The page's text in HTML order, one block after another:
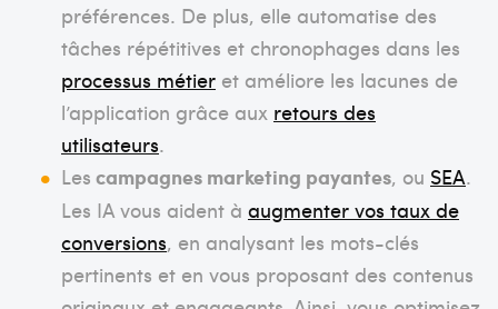
préférences. De plus, elle automatise des
tâches répétitives et chronophages dans les
processus métier et améliore les lacunes de
l’application grâce aux retours des
utilisateurs.
Les campagnes marketing payantes, ou SEA.
Les IA vous aident à augmenter vos taux de
conversions, en analysant les mots-clés
pertinents et en vous proposant des contenus